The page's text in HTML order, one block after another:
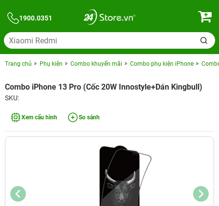
1900.0351
Trang chủ Phụ kiện Combo khuyến mãi Combo phụ kiện iPhone
Combo iPhone 13 Pro (Cốc 20W Innostyle+Dán Kingbull)
SKU:
Xem cấu hình So sánh